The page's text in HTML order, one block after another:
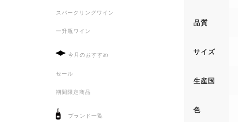
品質
サイズ
生産国
色
スパークリングワイン
一升瓶ワイン
今月のおすすめ
セール
期間限定商品
ブランド一覧